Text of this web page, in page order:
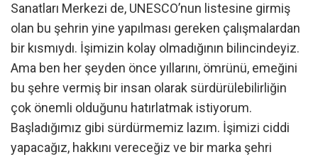
Sanatları Merkezi de, UNESCO’nun listesine girmiş
olan bu şehrin yine yapılması gereken çalışmalardan
bir kısmıydı. İşimizin kolay olmadığının bilincindeyiz.
Ama ben her şeyden önce yıllarını, ömrünü, emeğini
bu şehre vermiş bir insan olarak sürdürülebilirliğin
çok önemli olduğunu hatırlatmak istiyorum.
Başladığımız gibi sürdürmemiz lazım. İşimizi ciddi
yapacağız, hakkını vereceğiz ve bir marka şehri